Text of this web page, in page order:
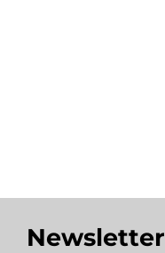
Newsletter